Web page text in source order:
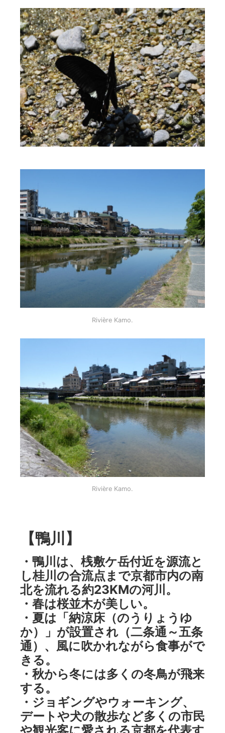
Rivière Kamo.
Rivière Kamo.
【鴨川】
・鴨川は、桟敷ケ岳付近を源流と
し桂川の合流点まで京都市内の南
北を流れる約23KMの河川。
・春は桜並木が美しい。
・夏は「納涼床（のうりょうゆ
か）」が設置され（二条通～五条
通）、風に吹かれながら食事がで
きる。
・秋から冬には多くの冬鳥が飛来
する。
・ジョギングやウォーキング、
デートや犬の散歩など多くの市民
や観光客に愛される京都を代表す